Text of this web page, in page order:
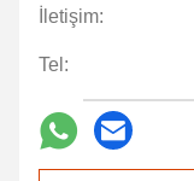
İletişim:
Tel: